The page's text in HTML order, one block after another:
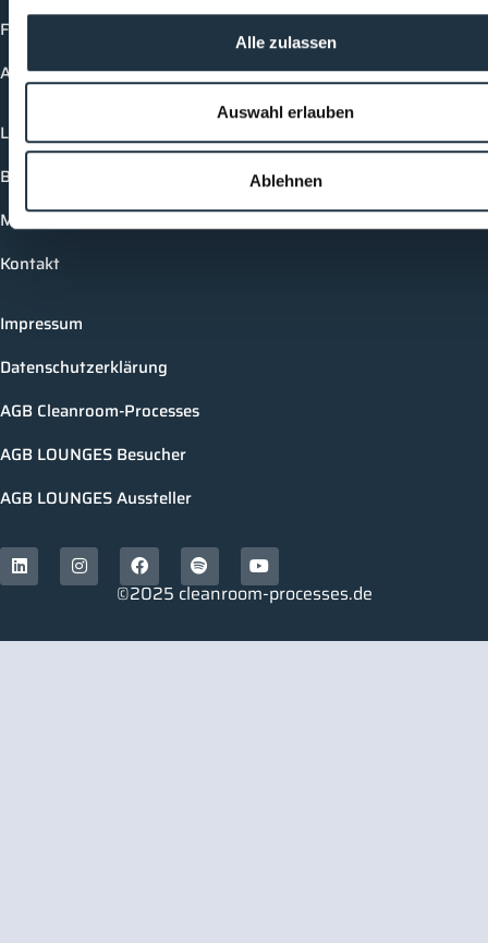
Alle zulassen
Auswahl erlauben
Ablehnen
Future-Faces
Academy
Login
Buchungsmöglichkeiten
Medienformate
Kontakt
Impressum
Datenschutzerklärung
AGB Cleanroom-Processes
AGB LOUNGES Besucher
AGB LOUNGES Aussteller
©2025 cleanroom-processes.de